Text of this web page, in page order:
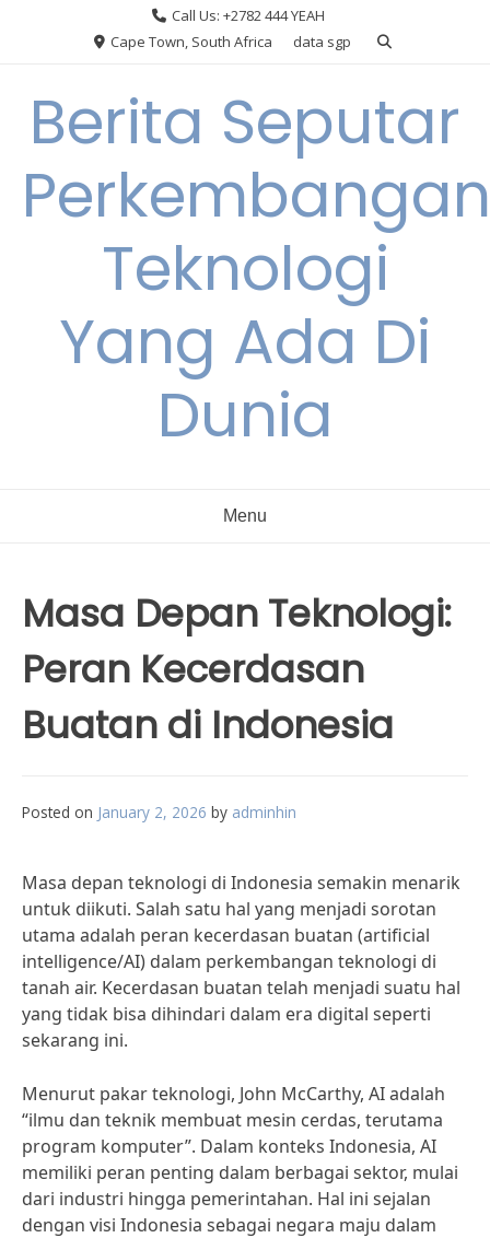
Call Us: +2782 444 YEAH
Cape Town, South Africa
data sgp
Berita Seputar
Perkembangan
Teknologi
Yang Ada Di
Dunia
Menu
Masa Depan Teknologi:
Peran Kecerdasan
Buatan di Indonesia
Posted on January 2, 2026 by adminhin
Masa depan teknologi di Indonesia semakin menarik
untuk diikuti. Salah satu hal yang menjadi sorotan
utama adalah peran kecerdasan buatan (artificial
intelligence/AI) dalam perkembangan teknologi di
tanah air. Kecerdasan buatan telah menjadi suatu hal
yang tidak bisa dihindari dalam era digital seperti
sekarang ini.
Menurut pakar teknologi, John McCarthy, AI adalah
“ilmu dan teknik membuat mesin cerdas, terutama
program komputer”. Dalam konteks Indonesia, AI
memiliki peran penting dalam berbagai sektor, mulai
dari industri hingga pemerintahan. Hal ini sejalan
dengan visi Indonesia sebagai negara maju dalam